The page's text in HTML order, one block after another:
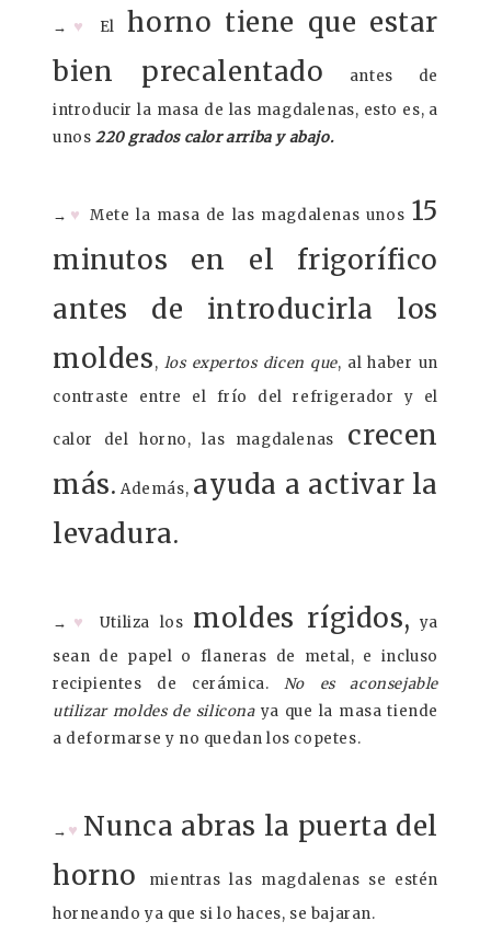
→ ♥ El
horno tiene que estar
bien precalentado antes de
introducir la masa de las magdalenas, esto es, a
unos 220 grados calor arriba y abajo.
→ ♥ Mete la masa de las magdalenas unos 15
minutos en el frigorífico
antes de introducirla los
moldes, los expertos dicen que, al haber un
contraste entre el frío del refrigerador y el
calor del horno, las magdalenas
crecen
más. Además, ayuda a activar la
levadura.
→ ♥ Utiliza los moldes rígidos, ya
sean de papel o flaneras de metal, e incluso
recipientes de cerámica. No es aconsejable
utilizar moldes de siliconaya que la masa tiende
a deformarse y no quedan los copetes.
→ ♥ Nunca abras la puerta del
horno
mientras las magdalenas se estén
horneando ya que si lo haces, se bajaran.